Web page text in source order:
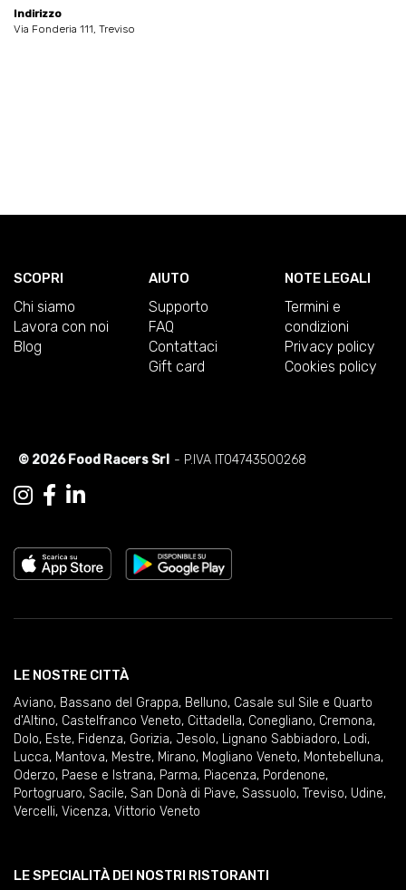
Indirizzo
Via Fonderia 111, Treviso
SCOPRI
Chi siamo
Lavora con noi
Blog
AIUTO
Supporto
FAQ
Contattaci
Gift card
NOTE LEGALI
Termini e
condizioni
Privacy policy
Cookies policy
© 2026 Food Racers Srl - P.IVA IT04743500268
LE NOSTRE CITTÀ
Aviano, Bassano del Grappa, Belluno, Casale sul Sile e Quarto
d'Altino, Castelfranco Veneto, Cittadella, Conegliano, Cremona,
Dolo, Este, Fidenza, Gorizia, Jesolo, Lignano Sabbiadoro, Lodi,
Lucca, Mantova, Mestre, Mirano, Mogliano Veneto, Montebelluna,
Oderzo, Paese e Istrana, Parma, Piacenza, Pordenone,
Portogruaro, Sacile, San Donà di Piave, Sassuolo, Treviso, Udine,
Vercelli, Vicenza, Vittorio Veneto
LE SPECIALITÀ DEI NOSTRI RISTORANTI